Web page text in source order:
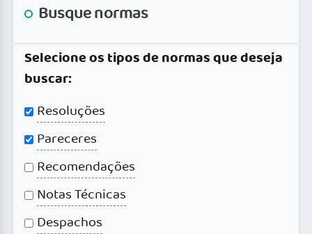
Busque normas
Selecione os tipos de normas que deseja
buscar:
Resoluções
Pareceres
Recomendações
Notas Técnicas
Despachos